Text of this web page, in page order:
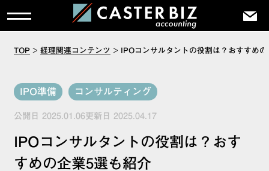
TOP > 経理関連コンテンツ > IPOコンサルタントの役割は？おすすめ
IPO準備 コンサルティング
公開日 2025.01.06更新日 2025.04.17
IPOコンサルタントの役割は？おす
すめの企業5選も紹介